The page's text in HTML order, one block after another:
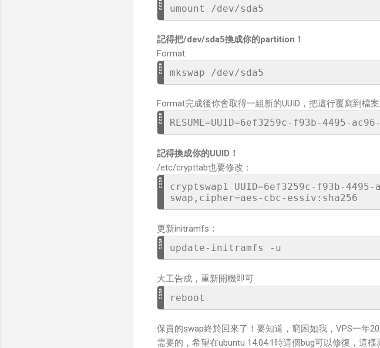
umount /dev/sda5
記得把/dev/sda5換成你的partition！
Format:
mkswap /dev/sda5
Format完成後你會取得一組新的UUID，把這行覆寫到
RESUME=UUID=6ef3259c-f93b-4495-
記得換成你的UUID！
/etc/crypttab也要修改：
cryptswap1 UUID=6ef3259c-f93b-
swap,cipher=aes-cbc-essiv:sha256
更新initramfs：
update-initramfs -u
大工告成，重新開機即可
reboot
保貴的swap終於回來了！要知道，窮困如我，VPS一年
需要的，希望在ubuntu 14.04.1時這個bug可以修復，這